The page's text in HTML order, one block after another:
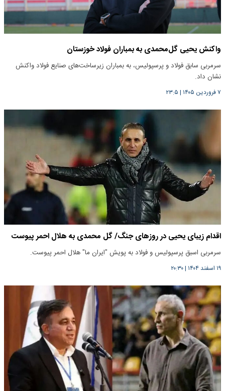
واکنش یحیی گل‌محمدی به بمباران فولاد خوزستان
سرمربی سابق فولاد و پرسپولیس، به بمباران زیرساخت‌های صنایع فولاد واکنش
نشان داد.
۷ فروردین ۱۴۰۵ | ۲۳:۵
اقدام زیبای یحیی در روزهای جنگ/ گل محمدی به هلال احمر پیوست
سرمربی اسبق پرسپولیس و فولاد به پویش "ایران ما" هلال احمر پیوست.
۱۹ اسفند ۱۴۰۴ |۲۰:۳۰